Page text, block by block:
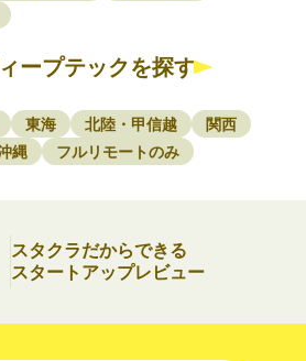
ープテックを探す
東海 北陸・甲信越
関西
縄 フルリモートのみ
スタクラだからできる
スタートアップレビュー